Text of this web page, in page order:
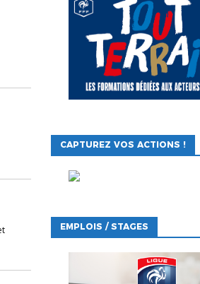
CAPTUREZ VOS ACTIONS !
EMPLOIS / STAGES